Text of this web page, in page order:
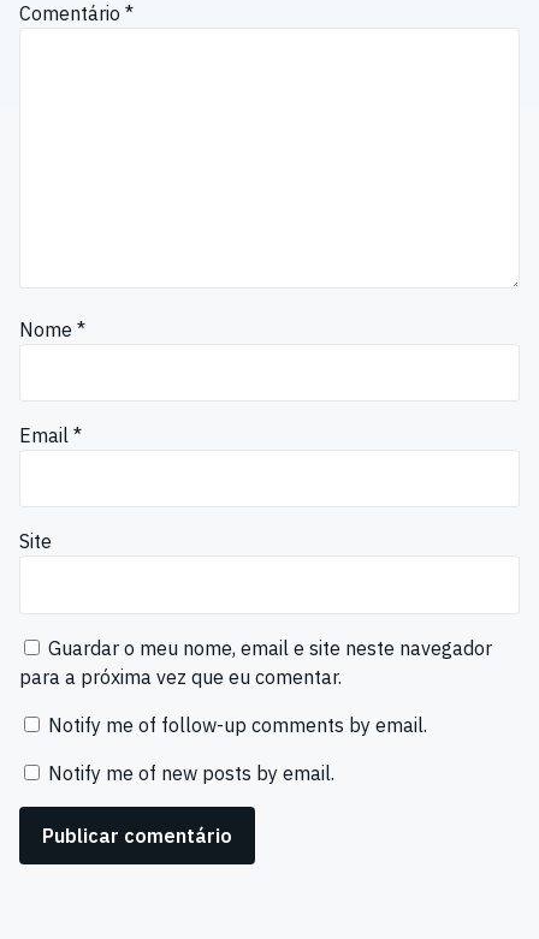
Comentário *
Nome *
Email *
Site
Guardar o meu nome, email e site neste navegador
para a próxima vez que eu comentar.
Notify me of follow-up comments by email.
Notify me of new posts by email.